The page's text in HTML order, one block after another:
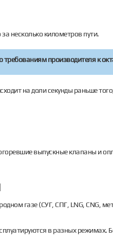
несколько километров пути.
производителя к
на доли секунды раньше
выпускные клапаны и
газе (СУГ, СПГ, LNG, CNG,
в разных режимах.